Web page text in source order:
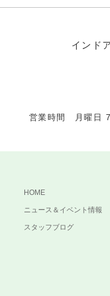
インド
営業時間 月曜日
HOME
ニュース＆イベント情報
スタッフブログ